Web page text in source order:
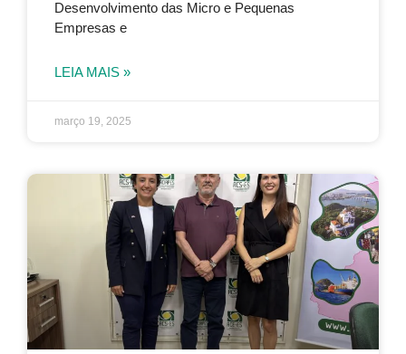
Desenvolvimento das Micro e Pequenas
Empresas e
LEIA MAIS »
março 19, 2025